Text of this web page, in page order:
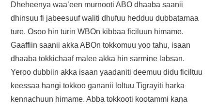
FAYYAA/HEALTH
BARUMSA/EDUCATION
Dheheenya waa’een murnooti ABO dhaaba saanii
dhinsuu fi jabeesuuf waliti dhufuu hedduu dubbatamaa
ture. Osoo hin turin WBOn kibbaa ficiluun himame.
Gaaffiin saanii akka ABOn tokkomuu yoo tahu, isaan
dhaaba tokkichaaf malee akka hin sarmine labsan.
Yeroo dubbiin akka isaan yaadaniti deemuu didu ficiltuu
keessaa hangi tokkoo gananii loltuu Tigrayiti harka
kennachuun himame. Abba tokkooti kootammi kana